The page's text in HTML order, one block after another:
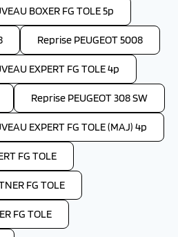
BOXER FG TOLE 5p
Reprise PEUGEOT 5008
EXPERT FG TOLE 4p
Reprise PEUGEOT 308 SW
EXPERT FG TOLE (MAJ) 4p
FG TOLE
FG TOLE
FG TOLE